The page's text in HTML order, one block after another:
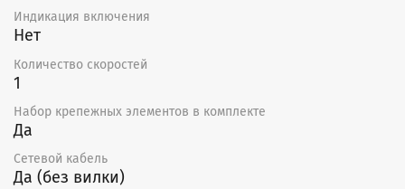
Индикация включения
Нет
Количество скоростей
1
Набор крепежных элементов в комплекте
Да
Сетевой кабель
Да (без вилки)